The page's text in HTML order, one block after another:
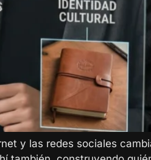
y las redes sociales